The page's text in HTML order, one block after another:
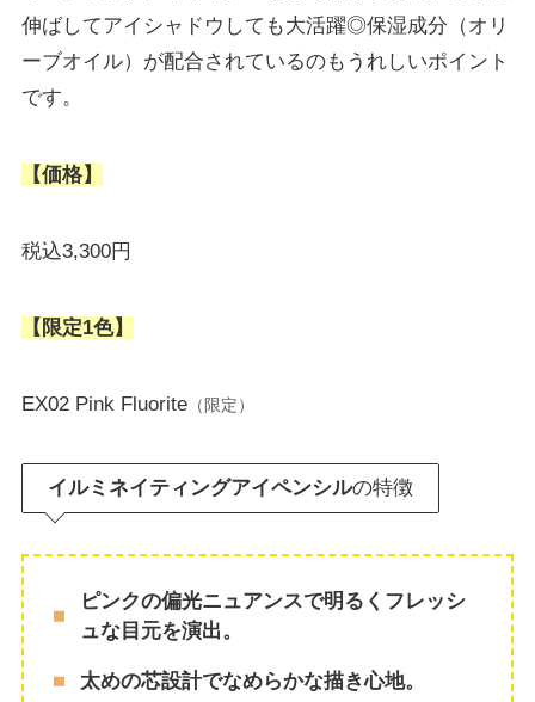
伸ばしてアイシャドウしても大活躍◎保湿成分（オリ
ーブオイル）が配合されているのもうれしいポイント
です。
【価格】
税込3,300円
【限定1色】
EX02 Pink Fluorite（限定）
イルミネイティングアイペンシルの特徴
ピンクの偏光ニュアンスで明るくフレッシ
ュな目元を演出。
太めの芯設計でなめらかな描き心地。